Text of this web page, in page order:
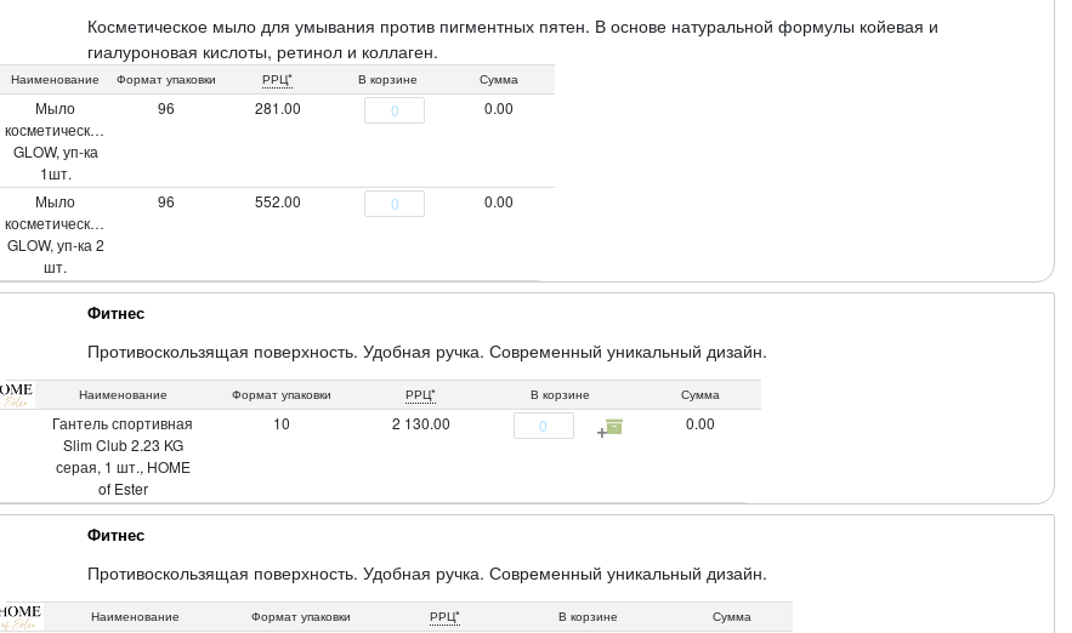
Косметическое мыло для умывания против пигментных пятен. В основе натуральной формулы койевая и
гиалуроновая кислоты, ретинол и коллаген.
Наименование Формат упаковки РРЦ* В корзине Сумма
Мыло
косметическое
GLOW, уп-ка
1шт.
96 281.00 0.00
Мыло
косметическое
GLOW, уп-ка 2
шт.
96 552.00 0.00
Фитнес
Противоскользящая поверхность. Удобная ручка. Современный уникальный дизайн.
Наименование Формат упаковки РРЦ* В корзине Сумма
Гантель спортивная
Slim Club 2.23 KG
серая, 1 шт., HOME
of Ester
10 2 130.00 0.00
Фитнес
Противоскользящая поверхность. Удобная ручка. Современный уникальный дизайн.
Наименование Формат упаковки РРЦ* В корзине Сумма